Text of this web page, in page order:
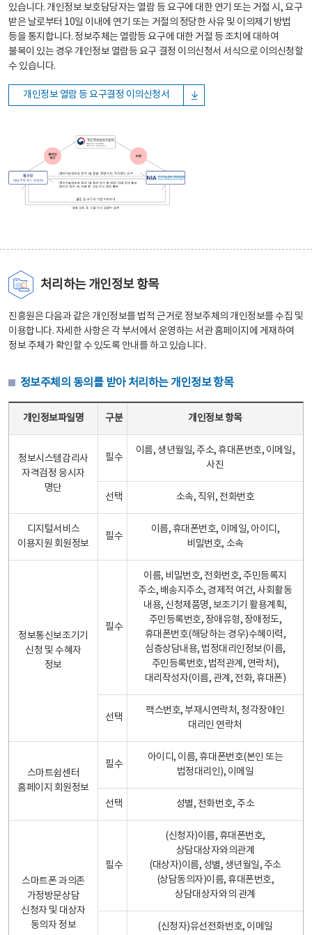
있습니다. 개인정보 보호담당자는 열람 등 요구에 대한 연기 또는 거절 시, 요구
받은 날로부터 10일 이내에 연기 또는 거절의 정당한 사유 및 이의제기 방법
등을 통지합니다. 정보주체는 열람등 요구에 대한 거절 등 조치에 대하여
불복이 있는 경우 개인정보 열람등 요구 결정 이의신청서 서식으로 이의신청할
수 있습니다.
개인정보 열람 등 요구결정 이의신청서
처리하는 개인정보 항목
진흥원은 다음과 같은 개인정보를 법적 근거로 정보주체의 개인정보를 수집 및
이용합니다. 자세한 사항은 각 부서에서 운영하는 서관 홈페이지에 게재하여
정보 주체가 확인할 수 있도록 안내를 하고 있습니다.
정보주체의 동의를 받아 처리하는 개인정보 항목
개인정보파일명 구분 개인정보 항목
정보시스템감리사
자격검정 응시자
명단
필수
이름, 생년월일, 주소, 휴대폰번호, 이메일,
사진
선택 소속, 직위, 전화번호
디지털서비스
이용지원 회원정보
필수
이름, 휴대폰번호, 이메일, 아이디,
비밀번호, 소속
정보통신보조기기
신청 및 수혜자
정보
필수
이름, 비밀번호, 전화번호, 주민등록지
주소, 배송지주소, 경제적 여건, 사회활동
내용, 신청제품명, 보조기기 활용계획,
주민등록번호, 장애유형, 장애정도,
휴대폰번호(해당하는 경우)수혜이력,
심층상담내용, 법정대리인정보(이름,
주민등록번호, 법적관계, 연락처),
대리작성자(이름, 관계, 전화, 휴대폰)
선택
팩스번호, 부재시연락처, 청각장애인
대리인 연락처
스마트쉼센터
홈페이지 회원정보
필수
아이디, 이름, 휴대폰번호(본인 또는
법정대리인), 이메일
선택 성별, 전화번호, 주소
스마트폰 과의존
가정방문상담
신청자 및 대상자
동의자 정보
필수
(신청자)이름, 휴대폰번호,
상담대상자와의관계
(대상자)이름, 성별, 생년월일, 주소
(상담동의자)이름, 휴대폰번호,
상담대상자와의 관계
(신청자)유선전화번호, 이메일